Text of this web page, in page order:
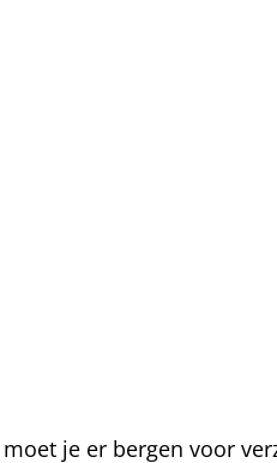
je er bergen voor